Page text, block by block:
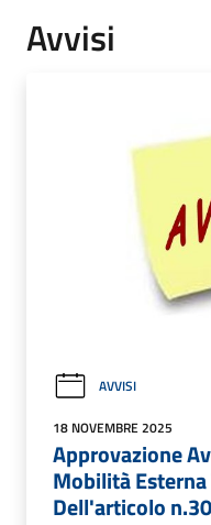
Avvisi
AVVISI
18 NOVEMBRE 2025
Approvazione
Mobilità
Dell'articolo